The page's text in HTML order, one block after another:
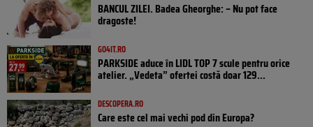
BANCUL ZILEI. Badea Gheorghe: – Nu pot face
dragoste!
GO4IT.RO
PARKSIDE aduce în LIDL TOP 7 scule pentru orice
atelier. „Vedeta” ofertei costă doar 129...
DESCOPERA.RO
Care este cel mai vechi pod din Europa?